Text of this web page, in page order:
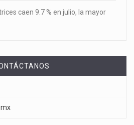
caen 9.7 % en julio, la mayor